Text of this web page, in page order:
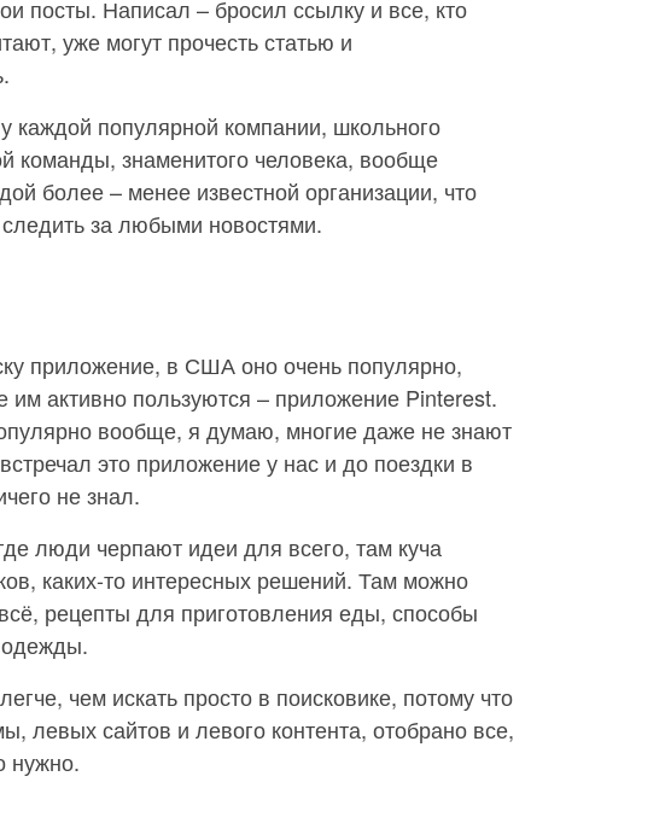
посты. Написал – бросил ссылку и все, кто
уже могут прочесть статью и
каждой популярной компании, школьного
команды, знаменитого человека, вообще
более – менее известной организации, что
за любыми новостями.
приложение, в США оно очень популярно,
им активно пользуются – приложение Pinterest.
вообще, я думаю, многие даже не знают
это приложение у нас и до поездки в
не знал.
люди черпают идеи для всего, там куча
каких-то интересных решений. Там можно
рецепты для приготовления еды, способы
одежды.
чем искать просто в поисковике, потому что
левых сайтов и левого контента, отобрано все,
нужно.